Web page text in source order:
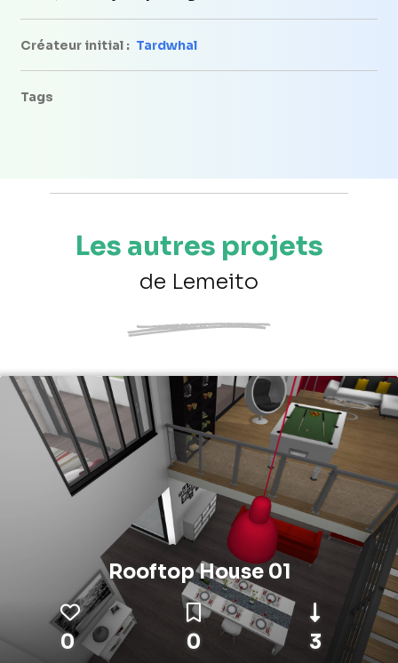
Créateur initial : Tardwhal
Tags
Les autres projets
de Lemeito
Rooftop House 01
0 0 3